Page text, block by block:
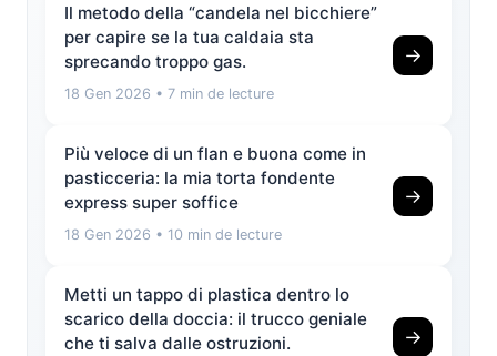
Il metodo della “candela nel bicchiere”
per capire se la tua caldaia sta
sprecando troppo gas.
18 Gen 2026 • 7 min de lecture
→
Più veloce di un flan e buona come in
pasticceria: la mia torta fondente
express super soffice
18 Gen 2026 • 10 min de lecture
→
Metti un tappo di plastica dentro lo
scarico della doccia: il trucco geniale
che ti salva dalle ostruzioni.
→